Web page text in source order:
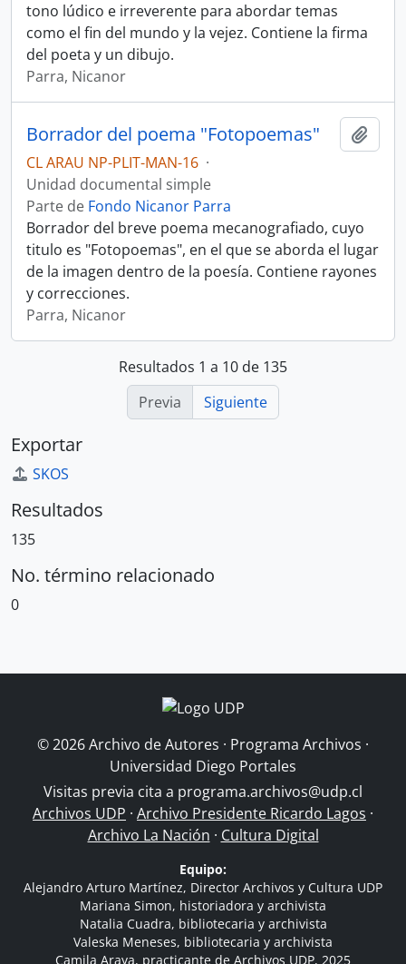
tono lúdico e irreverente para abordar temas
como el fin del mundo y la vejez. Contiene la firma
del poeta y un dibujo.
Parra, Nicanor
Borrador del poema "Fotopoemas"
CL ARAU NP-PLIT-MAN-16 ·
Unidad documental simple
Parte de Fondo Nicanor Parra
Borrador del breve poema mecanografiado, cuyo
titulo es "Fotopoemas", en el que se aborda el lugar
de la imagen dentro de la poesía. Contiene rayones
y correcciones.
Parra, Nicanor
Resultados 1 a 10 de 135
Previa
Siguiente
Exportar
SKOS
Resultados
135
No. término relacionado
0
© 2026 Archivo de Autores · Programa Archivos ·
Universidad Diego Portales
Visitas previa cita a programa.archivos@udp.cl
Archivos UDP · Archivo Presidente Ricardo Lagos ·
Archivo La Nación · Cultura Digital
Equipo:
Alejandro Arturo Martínez, Director Archivos y Cultura UDP
Mariana Simon, historiadora y archivista
Natalia Cuadra, bibliotecaria y archivista
Valeska Meneses, bibliotecaria y archivista
Camila Araya, practicante de Archivos UDP, 2025